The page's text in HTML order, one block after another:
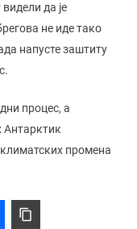
да је
не иде тако
напусте заштиту
процес, а
Антарктик
промена